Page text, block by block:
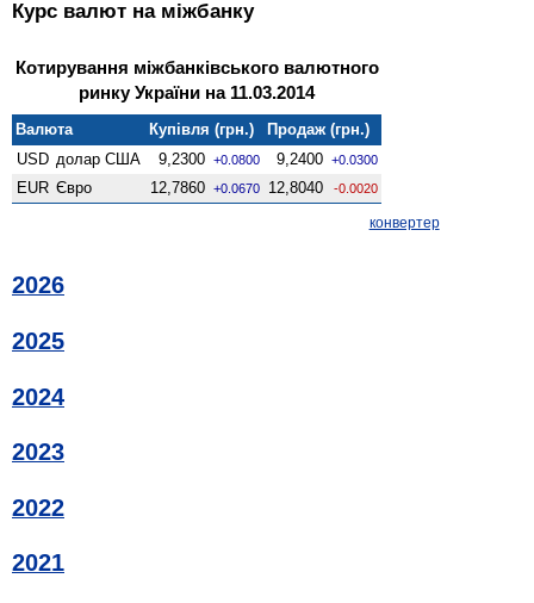
Курс валют на міжбанку
Котирування міжбанківського валютного
ринку України на 11.03.2014
Валюта Купівля (грн.)
Продаж (грн.)
USD долар США 9,2300 +0.0800 9,2400 +0.0300
EUR Євро 12,7860 +0.0670 12,8040 -0.0020
конвертер
2026
2025
2024
2023
2022
2021